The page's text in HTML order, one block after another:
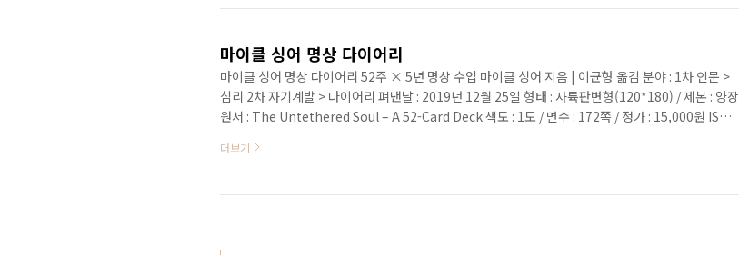
자 하는 사람을 위한 해방의 책 뉴욕타임..
마이클 싱어 명상 다이어리
마이클 싱어 명상 다이어리 52주 × 5년 명상 수업 마이클 싱어 지음 | 이균형 옮김 분야 : 1차 인문 >
심리 2차 자기계발 > 다이어리 펴낸날 : 2019년 12월 25일 형태 : 사륙판변형(120*180) / 제본 : 양장
원서 : The Untethered Soul – A 52-Card Deck 색도 : 1도 / 면수 : 172쪽 / 정가 : 15,000원 ISBN
소개】 1년 52주 × 5년, 마이클 싱어와 함께하는 내면 여행 다이어리 : 진정한 나를 찾아가는 과정의
다이어리』는 저..
더보기